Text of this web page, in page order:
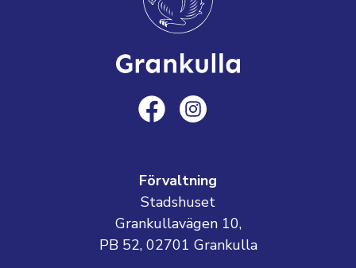
Förvaltning
Stadshuset
Grankullavägen 10,
PB 52, 02701 Grankulla